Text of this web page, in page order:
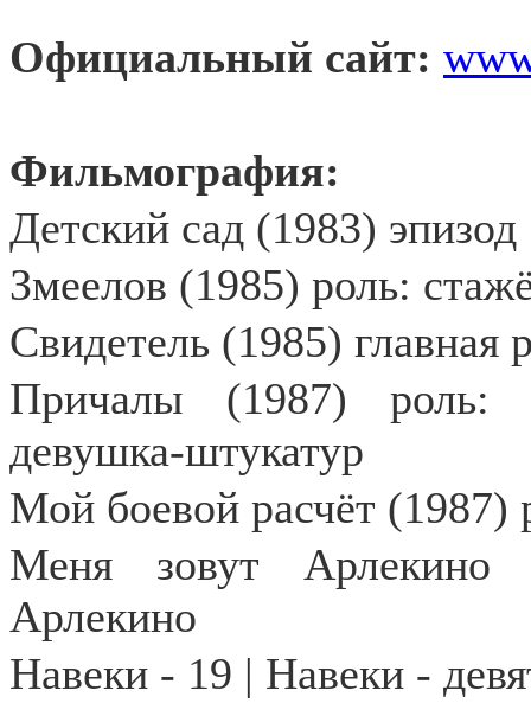
Официальный сайт:
Фильмография:
Детский сад (1983) эпизод
Змеелов (1985) роль:
Свидетель (1985) главная
Причалы (1987) роль:
девушка-штукатур
Мой боевой расчёт (1987)
Меня зовут Арлекино
Арлекино
Навеки - 19 | Навеки -